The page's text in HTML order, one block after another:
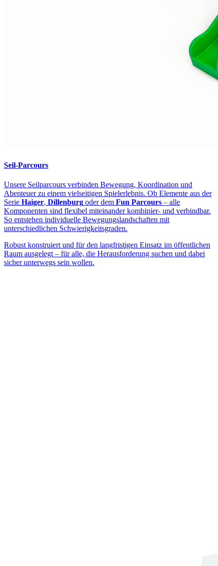
Seil-Parcours
Unsere Seilparcours verbinden Bewegung, Koordination und
Abenteuer zu einem vielseitigen Spielerlebnis. Ob Elemente aus der
Serie Haiger, Dillenburg oder dem Fun Parcours – alle
Komponenten sind flexibel miteinander kombinier- und verbindbar.
So entstehen individuelle Bewegungslandschaften mit
unterschiedlichen Schwierigkeitsgraden.
Robust konstruiert und für den langfristigen Einsatz im öffentlichen
Raum ausgelegt – für alle, die Herausforderung suchen und dabei
sicher unterwegs sein wollen.